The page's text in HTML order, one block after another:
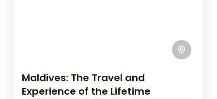
Maldives: The Travel and
Experience of the Lifetime